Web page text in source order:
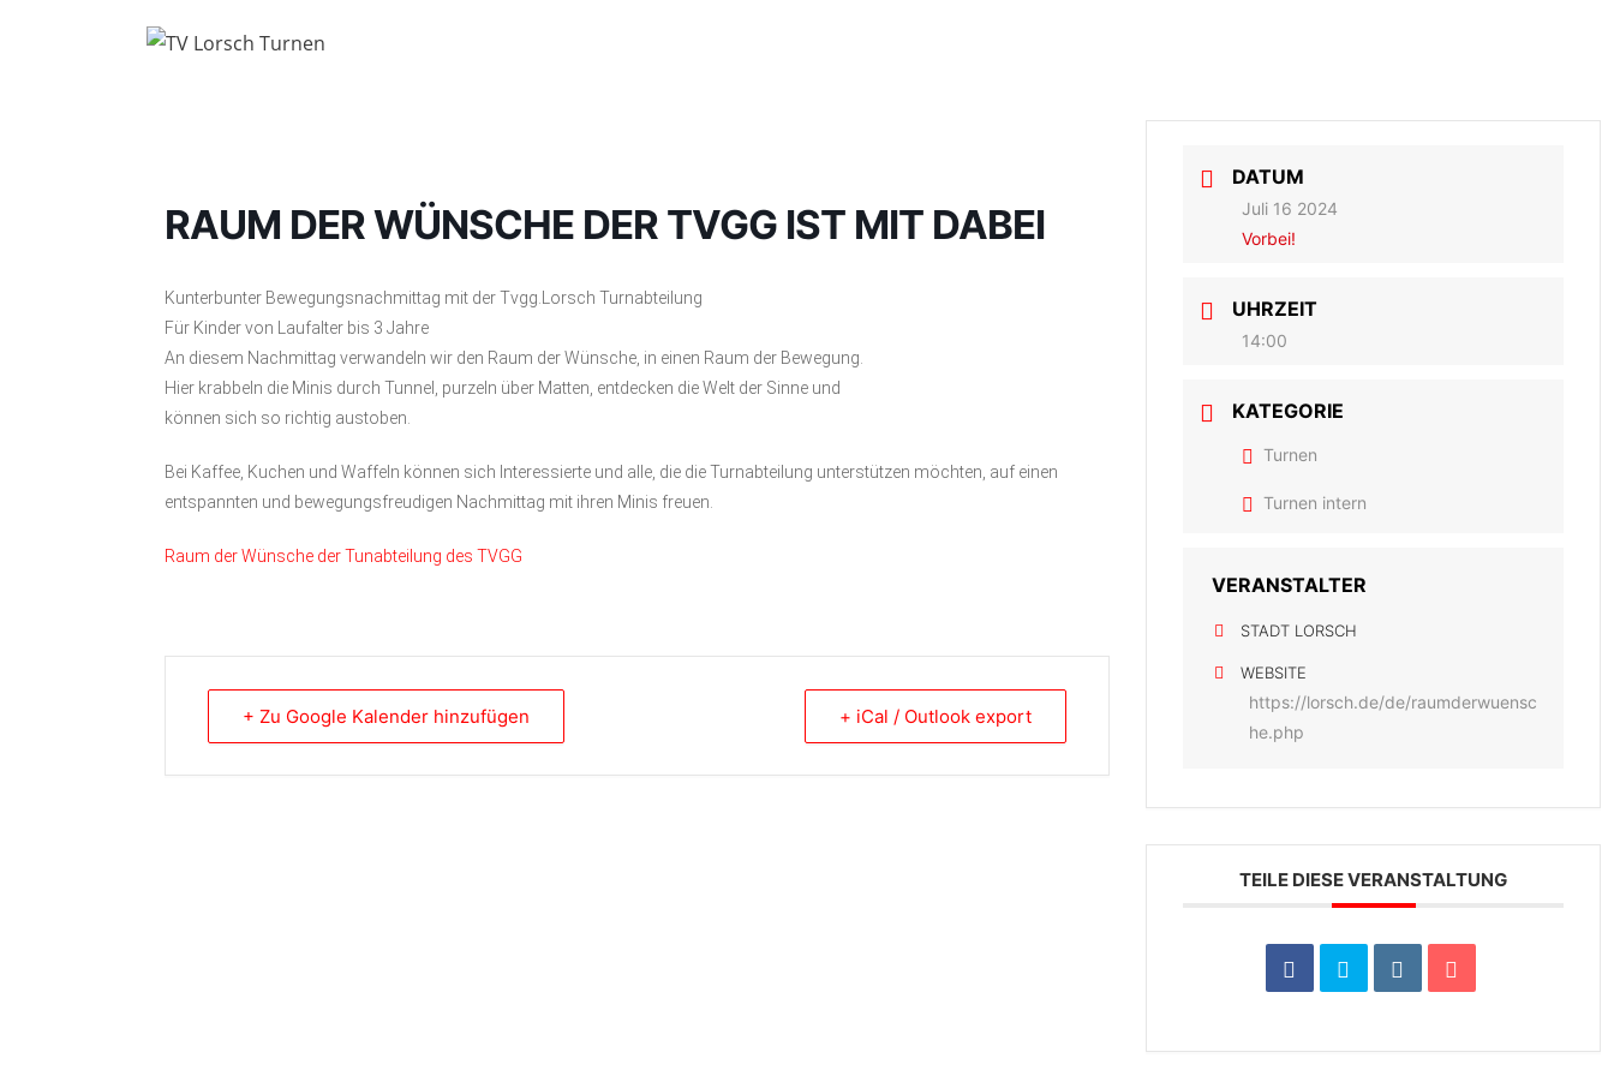
RAUM DER WÜNSCHE DER TVGG IST MIT DABEI
Kunterbunter Bewegungsnachmittag mit der Tvgg.Lorsch Turnabteilung
Für Kinder von Laufalter bis 3 Jahre
An diesem Nachmittag verwandeln wir den Raum der Wünsche, in einen Raum der Bewegung.
Hier krabbeln die Minis durch Tunnel, purzeln über Matten, entdecken die Welt der Sinne und
können sich so richtig austoben.
Bei Kaffee, Kuchen und Waffeln können sich Interessierte und alle, die die Turnabteilung unterstützen möchten, auf einen
entspannten und bewegungsfreudigen Nachmittag mit ihren Minis freuen.
Raum der Wünsche der Tunabteilung des TVGG
+ Zu Google Kalender hinzufügen + iCal / Outlook export
DATUM
Juli 16 2024
Vorbei!
UHRZEIT
14:00
KATEGORIE
Turnen
Turnen intern
VERANSTALTER
STADT LORSCH
WEBSITE
https://lorsch.de/de/raumderwuensc
he.php
TEILE DIESE VERANSTALTUNG